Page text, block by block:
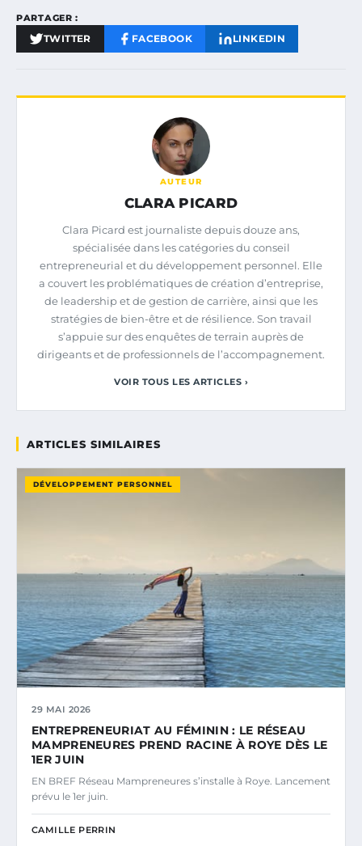
PARTAGER :
TWITTER FACEBOOK LINKEDIN
AUTEUR
CLARA PICARD
Clara Picard est journaliste depuis douze ans,
spécialisée dans les catégories du conseil
entrepreneurial et du développement personnel. Elle
a couvert les problématiques de création d’entreprise,
de leadership et de gestion de carrière, ainsi que les
stratégies de bien-être et de résilience. Son travail
s’appuie sur des enquêtes de terrain auprès de
dirigeants et de professionnels de l’accompagnement.
VOIR TOUS LES ARTICLES ›
ARTICLES SIMILAIRES
DÉVELOPPEMENT PERSONNEL
29 MAI 2026
ENTREPRENEURIAT AU FÉMININ : LE RÉSEAU
MAMPRENEURES PREND RACINE À ROYE DÈS LE
1ER JUIN
EN BREF Réseau Mampreneures s’installe à Roye. Lancement
prévu le 1er juin.
CAMILLE PERRIN